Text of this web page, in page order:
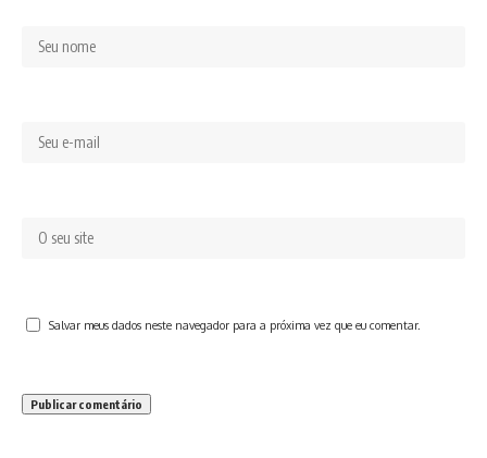
Salvar meus dados neste navegador para a próxima vez que eu comentar.